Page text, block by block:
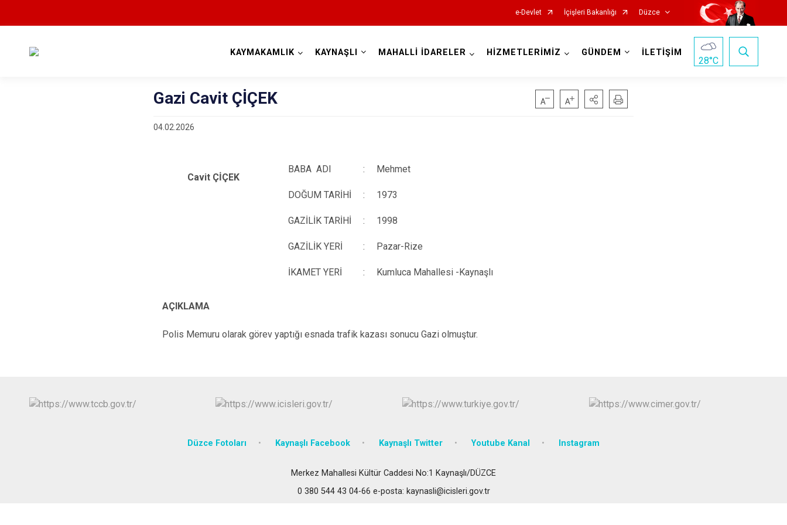
e-Devlet İçişleri Bakanlığı Düzce
KAYMAKAMLIK KAYNAŞLI MAHALLİ İDARELER HİZMETLERİMİZ GÜNDEM İLETİŞİM
28°C
Gazi Cavit ÇİÇEK
04.02.2026
Cavit ÇİÇEK
BABA ADI : Mehmet
DOĞUM TARİHİ : 1973
GAZİLİK TARİHİ : 1998
GAZİLİK YERİ : Pazar-Rize
İKAMET YERİ : Kumluca Mahallesi -Kaynaşlı
AÇIKLAMA
Polis Memuru olarak görev yaptığı esnada trafik kazası sonucu Gazi olmuştur.
Düzce Fotoları Kaynaşlı Facebook Kaynaşlı Twitter Youtube Kanal Instagram
Merkez Mahallesi Kültür Caddesi No:1 Kaynaşlı/DÜZCE
0 380 544 43 04-66 e-posta: kaynasli@icisleri.gov.tr